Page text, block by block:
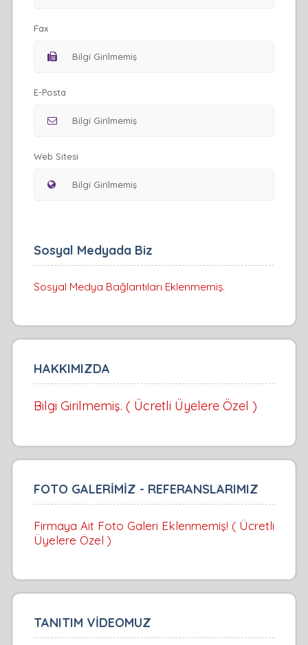
Fax
E-Posta
Web Sitesi
Sosyal Medyada Biz
Sosyal Medya Bağlantıları Eklenmemiş.
HAKKIMIZDA
Bilgi Girilmemiş. ( Ücretli Üyelere Özel )
FOTO GALERİMİZ - REFERANSLARIMIZ
Firmaya Ait Foto Galeri Eklenmemiş! ( Ücretli
Üyelere Özel )
TANITIM VİDEOMUZ